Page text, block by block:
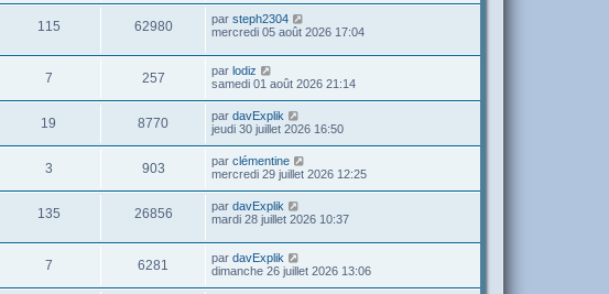
115 62980 par steph2304
mercredi 05 août 2026 17:04
7 257 par lodiz
samedi 01 août 2026 21:14
19 8770 par davExplik
jeudi 30 juillet 2026 16:50
3 903 par clémentine
mercredi 29 juillet 2026 12:25
135 26856 par davExplik
mardi 28 juillet 2026 10:37
7 6281 par davExplik
dimanche 26 juillet 2026 13:06